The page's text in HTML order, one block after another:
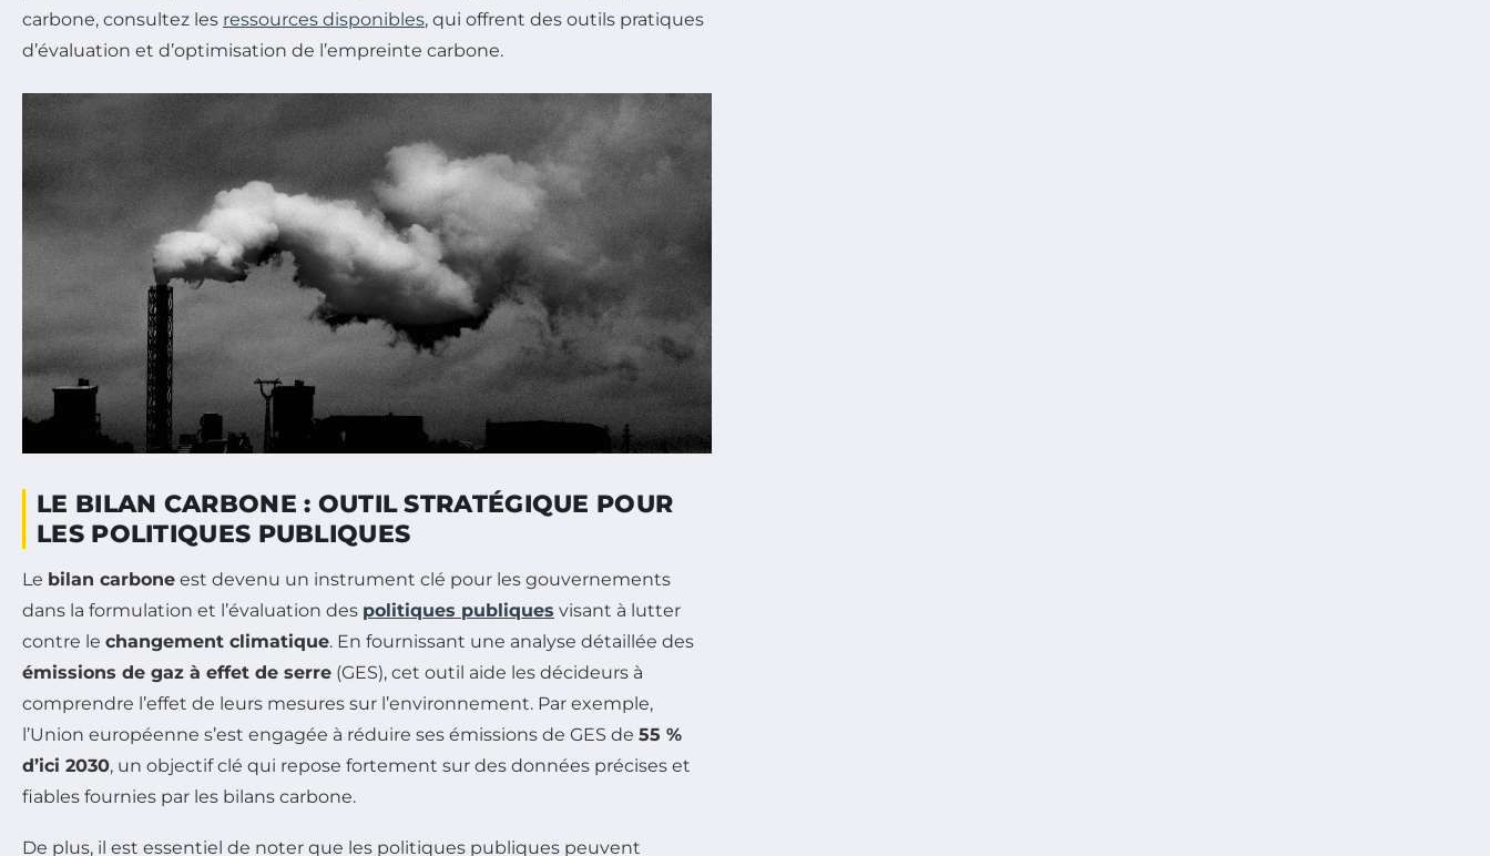
carbone, consultez les ressources disponibles, qui offrent des outils pratiques
d’évaluation et d’optimisation de l’empreinte carbone.
LE BILAN CARBONE : OUTIL STRATÉGIQUE POUR
LES POLITIQUES PUBLIQUES
Le bilan carbone est devenu un instrument clé pour les gouvernements
dans la formulation et l’évaluation des politiques publiques visant à lutter
contre le changement climatique. En fournissant une analyse détaillée des
émissions de gaz à effet de serre (GES), cet outil aide les décideurs à
comprendre l’effet de leurs mesures sur l’environnement. Par exemple,
l’Union européenne s’est engagée à réduire ses émissions de GES de 55 %
d’ici 2030, un objectif clé qui repose fortement sur des données précises et
fiables fournies par les bilans carbone.
De plus, il est essentiel de noter que les politiques publiques peuvent